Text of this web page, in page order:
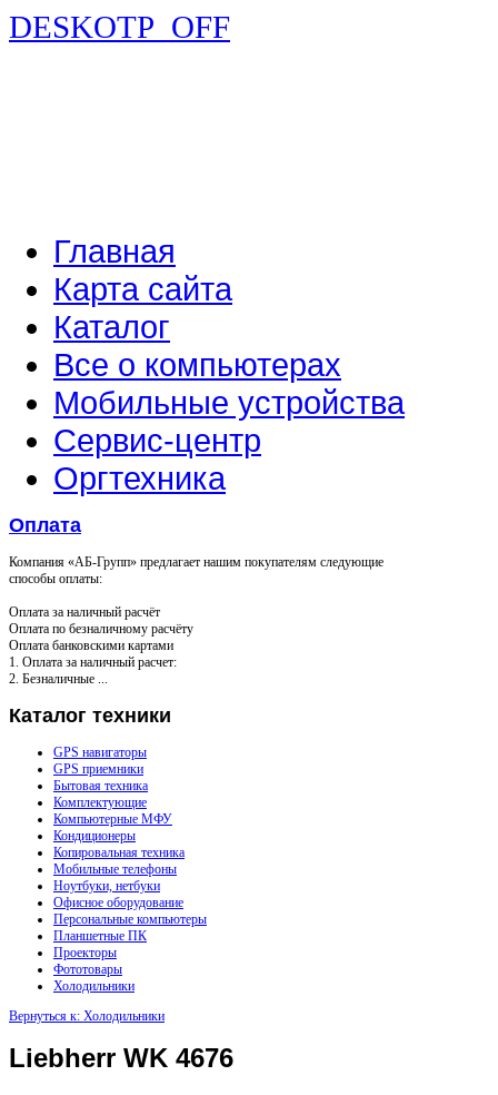
DESKOTP_OFF
Главная
Карта сайта
Каталог
Все о компьютерах
Мобильные устройства
Сервис-центр
Оргтехника
Оплата
Компания «АБ-Групп» предлагает нашим покупателям следующие
способы оплаты:
Оплата за наличный расчёт
Оплата по безналичному расчёту
Оплата банковскими картами
1. Оплата за наличный расчет:
2. Безналичные ...
Каталог техники
GPS навигаторы
GPS приемники
Бытовая техника
Комплектующие
Компьютерные МФУ
Кондиционеры
Копировальная техника
Мобильные телефоны
Ноутбуки, нетбуки
Офисное оборудование
Персональные компьютеры
Планшетные ПК
Проекторы
Фототовары
Холодильники
Вернуться к: Холодильники
Liebherr WK 4676